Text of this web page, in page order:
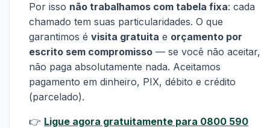
Por isso não trabalhamos com tabela fixa: cada
chamado tem suas particularidades. O que
garantimos é visita gratuita e orçamento por
escrito sem compromisso — se você não aceitar,
não paga absolutamente nada. Aceitamos
pagamento em dinheiro, PIX, débito e crédito
(parcelado).
👉 Ligue agora gratuitamente para 0800 590